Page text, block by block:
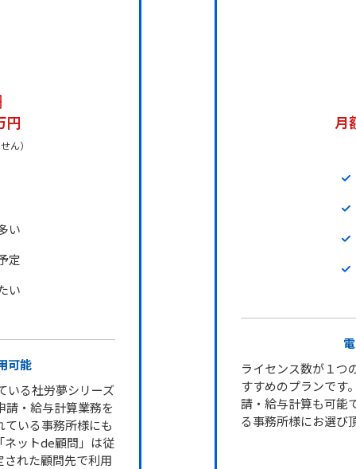
円
ん）
い
定
い
可能
いる社労夢シリーズ
請・給与計算業務を
いる事務所様にも
ネットde顧問」は従
れた顧問先で利用
月
ライセンス数が１つ
すすめのプランです
請・給与計算も可能
る事務所様にお選び